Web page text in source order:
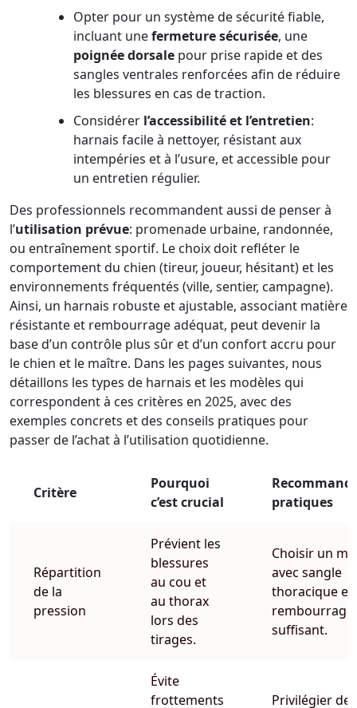
Opter pour un système de sécurité fiable,
incluant unefermeture sécurisée, une
poignée dorsale pour prise rapide et des
sangles ventrales renforcées afin de réduire
les blessures en cas de traction.
Considérer l’accessibilité et l’entretien:
harnais facile à nettoyer, résistant aux
intempéries et à l’usure, et accessible pour
un entretien régulier.
Des professionnels recommandent aussi de penser à
l’utilisation prévue: promenade urbaine, randonnée,
ou entraînement sportif. Le choix doit refléter le
comportement du chien (tireur, joueur, hésitant) et les
environnements fréquentés (ville, sentier, campagne).
Ainsi, un harnais robuste et ajustable, associant matière
résistante et rembourrage adéquat, peut devenir la
base d’un contrôle plus sûr et d’un confort accru pour
le chien et le maître. Dans les pages suivantes, nous
détaillons les types de harnais et les modèles qui
correspondent à ces critères en 2025, avec des
exemples concrets et des conseils pratiques pour
passer de l’achat à l’utilisation quotidienne.
Critère
Pourquoi
c’est crucial
pratiques
Répartition
de la
pression
Prévient les
blessures
au cou et
au thorax
lors des
tirages.
Choisir un
avec sangle
thoracique et
rembourrage
suffisant.
Évite
frottements
Privilégier des